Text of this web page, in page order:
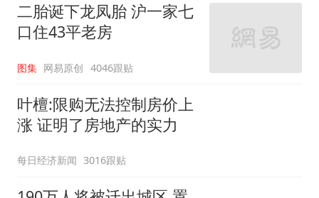
二胎诞下龙凤胎 沪一家七
口住43平老房
图集 网易原创 4046跟贴
叶檀:限购无法控制房价上
涨 证明了房地产的实力
每日经济新闻 3016跟贴